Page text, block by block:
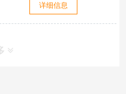
详细信息